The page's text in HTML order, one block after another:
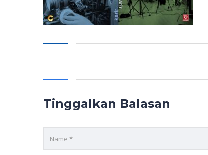
Tinggalkan Balasan